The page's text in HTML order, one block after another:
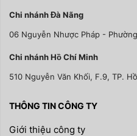
Chi nhánh Đà Nãng
06 Nguyễn Nhược Pháp -
Chi nhánh Hồ Chí Minh
510 Nguyễn Văn Khối, F.9, TP.
THÔNG TIN CÔNG TY
Giới thiệu công ty